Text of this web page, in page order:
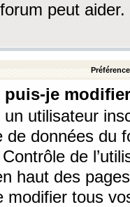
peut aider.
puis-je
utilisateur
de données du
de
haut des
modifier tous